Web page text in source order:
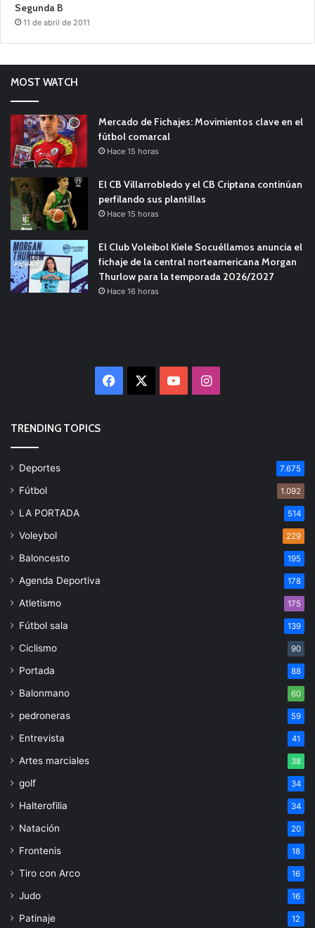
Segunda B
11 de abril de 2011
MOST WATCH
Mercado de Fichajes: Movimientos clave en el
fútbol comarcal
Hace 15 horas
El CB Villarrobledo y el CB Criptana continúan
perfilando sus plantillas
Hace 15 horas
El Club Voleibol Kiele Socuéllamos anuncia el
fichaje de la central norteamericana Morgan
Thurlow para la temporada 2026/2027
Hace 16 horas
Facebook YouTubeInstagram
TRENDING TOPICS
Deportes 7.675
Fútbol 1.092
LA PORTADA 514
Voleybol 229
Baloncesto 195
Agenda Deportiva 178
Atletismo 175
Fútbol sala 139
Ciclismo 90
Portada 88
Balonmano 60
pedroneras 59
Entrevista 41
Artes marciales 38
golf 34
Halterofilia 34
Natación 20
Frontenis 18
Tiro con Arco 16
Judo 16
Patinaje 12